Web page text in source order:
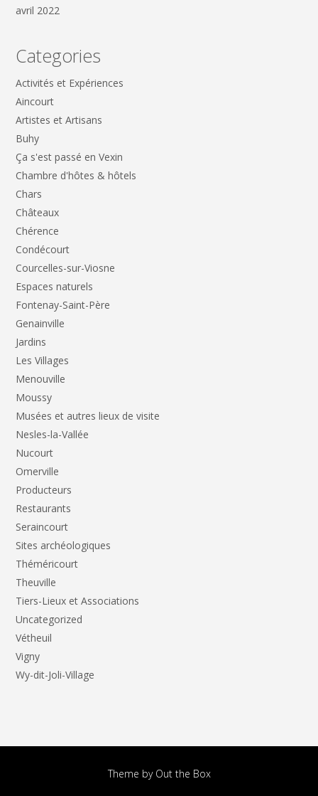
avril 2022
Categories
Activités et Expériences
Aincourt
Artistes et Artisans
Buhy
Ça s'est passé en Vexin
Chambre d'hôtes & hôtels
Chars
Châteaux
Chérence
Condécourt
Courcelles-sur-Viosne
Espaces naturels
Fontenay-Saint-Père
Genainville
Jardins
Les Villages
Menouville
Moussy
Musées et autres lieux de visite
Nesles-la-Vallée
Nucourt
Omerville
Producteurs
Restaurants
Seraincourt
Sites archéologiques
Théméricourt
Theuville
Tiers-Lieux et Associations
Uncategorized
Vétheuil
Vigny
Wy-dit-Joli-Village
Theme by Out the Box